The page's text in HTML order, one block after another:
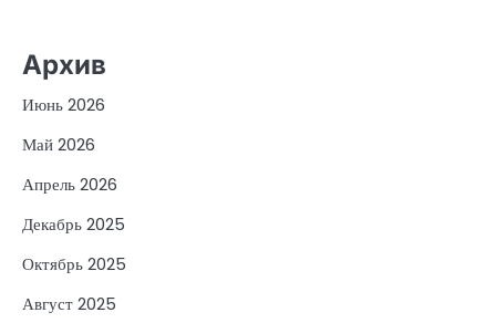
Архив
Июнь 2026
Май 2026
Апрель 2026
Декабрь 2025
Октябрь 2025
Август 2025